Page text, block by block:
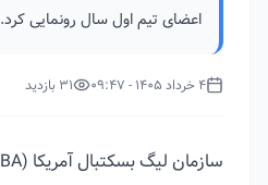
اعضای تیم اول سال رونمایی کرد.
4 خرداد 1405 - 09:47 31 بازدید